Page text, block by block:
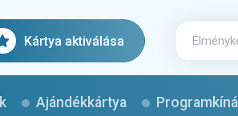
Kártya aktiválása
Ajándékkártya